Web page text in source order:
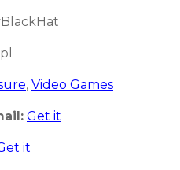
pl
, Video Games
Get it
it